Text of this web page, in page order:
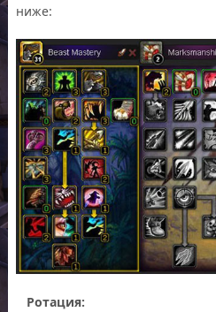
ниже:
Ротация: